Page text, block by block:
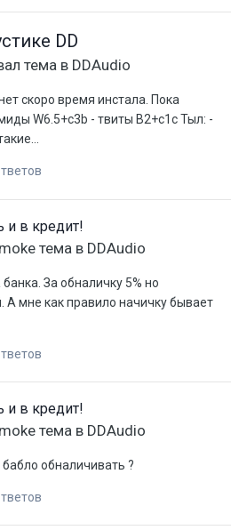
DD
тема в DDAudio
скоро время инстала. Пока
W6.5+c3b - твиты B2+с1с Тыл: -
и в кредит!
тема в DDAudio
За обналичку 5% но
А мне как правило начичку бывает
и в кредит!
тема в DDAudio
обналичивать ?